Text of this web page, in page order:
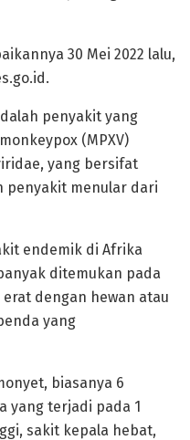
30 Mei 2022 lalu,
penyakit yang
(MPXV)
yang bersifat
penyakit menular dari
endemik di Afrika
ditemukan pada
dengan hewan atau
yang
biasanya 6
yang terjadi pada 1
sakit kepala hebat,